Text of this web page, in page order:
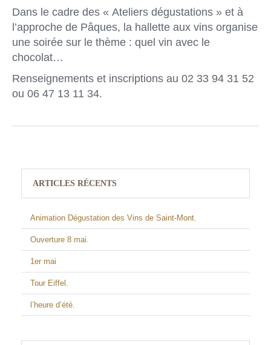
Dans le cadre des « Ateliers dégustations » et à
l’approche de Pâques, la hallette aux vins organise
une soirée sur le thème : quel vin avec le
chocolat…
Renseignements et inscriptions au 02 33 94 31 52
ou 06 47 13 11 34.
ARTICLES RÉCENTS
Animation Dégustation des Vins de Saint-Mont.
Ouverture 8 mai.
1er mai
Tour Eiffel.
l’heure d’été.